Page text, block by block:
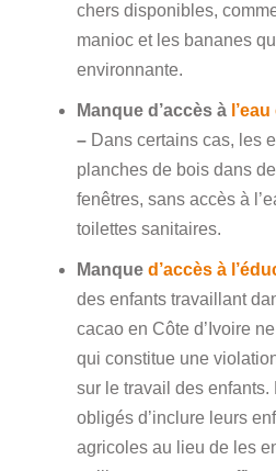
chers disponibles,
manioc et les bananes
environnante.
Manque d’accès à
– Dans certains cas, les
planches de bois dans
fenêtres, sans accès à
toilettes sanitaires.
Manque d’accès à
des enfants travaillant
cacao en Côte d’Ivoire
qui constitue une
sur le travail des enfants.
obligés d’inclure leurs
agricoles au lieu de les